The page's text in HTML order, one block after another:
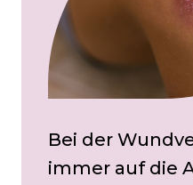
Bei der
immer auf die